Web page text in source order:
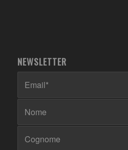
NEWSLETTER